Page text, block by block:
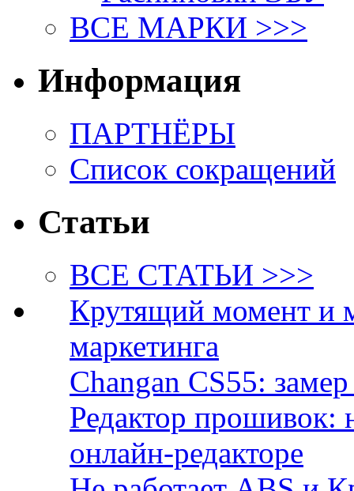
ВСЕ МАРКИ >>>
Информация
ПАРТНЁРЫ
Список сокращений
Статьи
ВСЕ СТАТЬИ >>>
Крутящий момент и
маркетинга
Changan CS55:
Редактор прошивок:
онлайн-редакторе